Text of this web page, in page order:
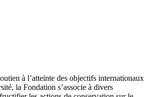
à l’atteinte des objectifs internationaux
la Fondation s’associe à divers